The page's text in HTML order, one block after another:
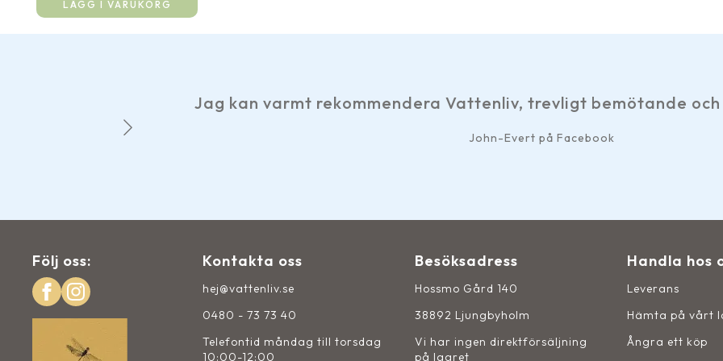
LÄGG I VARUKORG
Jag kan varmt rekommendera Vattenliv, trevligt bemötande och
John-Evert på Facebook
Följ oss: Kontakta oss
hej@vattenliv.se
0480 - 73 73 40
Telefontid måndag till torsdag
10:00-12:00
Besöksadress
Hossmo Gård 140
38892 Ljungbyholm
Vi har ingen direktförsäljning
på lagret
Handla hos
Leverans
Hämta på vårt
Ångra ett köp